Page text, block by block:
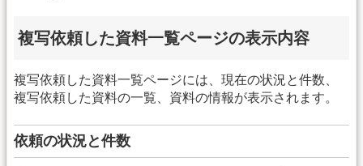
複写依頼した資料一覧ページの表示内容
複写依頼した資料一覧ページには、現在の状況と件数、
複写依頼した資料の一覧、資料の情報が表示されます。
依頼の状況と件数